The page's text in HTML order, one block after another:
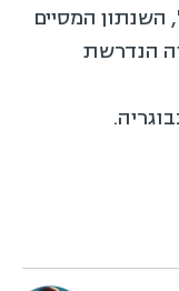
השנתון המסיים
הנדרשת